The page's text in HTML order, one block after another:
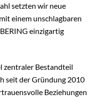
setzten wir neue
einem unschlagbaren
einzigartig
zentraler Bestandteil
seit der Gründung 2010
Beziehungen